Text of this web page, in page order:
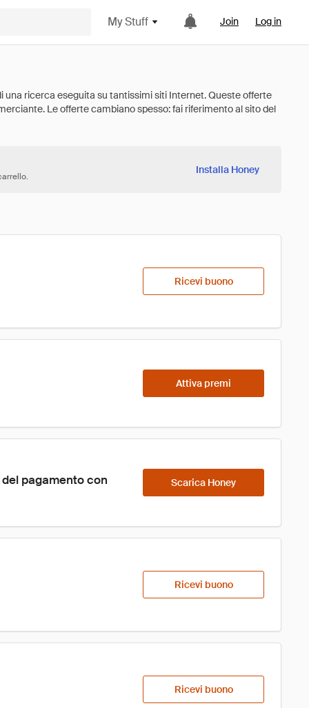
My Stuff Join Log in
Installa Honey
Ricevi buono
Attiva premi
pagamento con
Scarica Honey
Ricevi buono
Ricevi buono